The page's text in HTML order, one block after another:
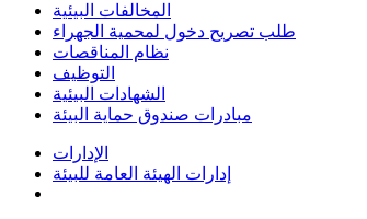
المخالفات البيئية
طلب تصريح دخول لمحمية الجهراء
نظام المناقصات
التوظيف
الشهادات البيئية
مبادرات صندوق حماية البيئة
الإدارات
إدارات الهيئة العامة للبيئة